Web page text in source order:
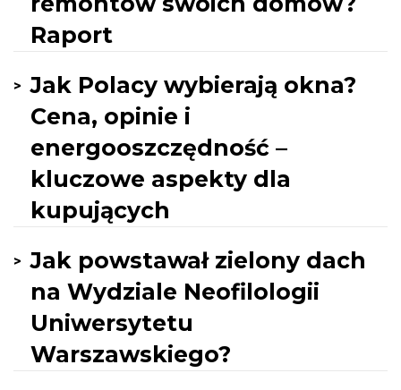
Raport
Jak Polacy wybierają okna?
Cena, opinie i
energooszczędność –
kluczowe aspekty dla
kupujących
Jak powstawał zielony dach
na Wydziale Neofilologii
Uniwersytetu
Warszawskiego?